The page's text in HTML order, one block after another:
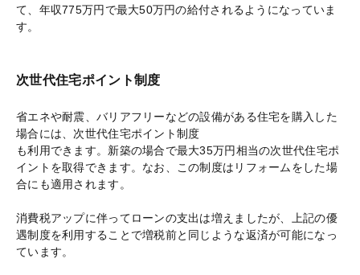
て、年収775万円で最大50万円の給付されるようになっていま
す。
次世代住宅ポイント制度
省エネや耐震、バリアフリーなどの設備がある住宅を購入した
場合には、次世代住宅ポイント制度
も利用できます。新築の場合で最大35万円相当の次世代住宅ポ
イントを取得できます。なお、この制度はリフォームをした場
合にも適用されます。
消費税アップに伴ってローンの支出は増えましたが、上記の優
遇制度を利用することで増税前と同じような返済が可能になっ
ています。